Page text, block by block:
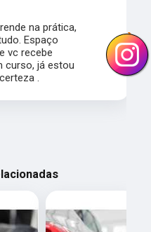
na prática,
Espaço
vc recebe
curso, já estou
.
›